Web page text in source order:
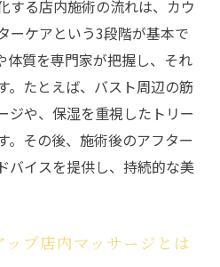
する店内施術の流れは、カウ
ケアという3段階が基本で
体質を専門家が把握し、それ
。たとえば、バスト周辺の筋
ジや、保湿を重視したトリー
。その後、施術後のアフター
バイスを提供し、持続的な美
ップ店内マッサージとは